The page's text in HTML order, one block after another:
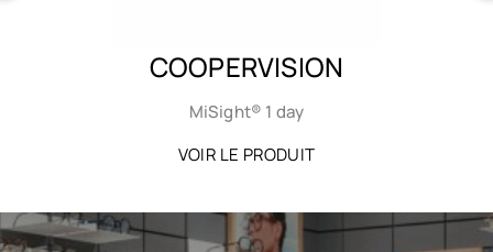
COOPERVISION
MiSight® 1 day
VOIR LE PRODUIT